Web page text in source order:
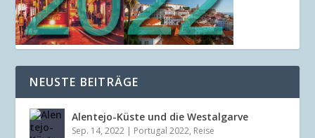
NEUSTE BEITRÄGE
Alentejo-Küste und die Westalgarve
Sep. 14, 2022 | Portugal 2022, Reise